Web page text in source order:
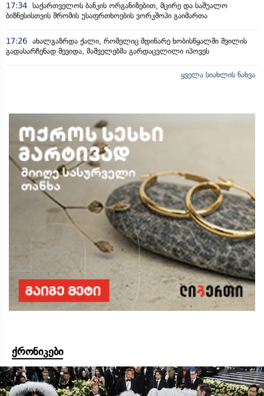
17:34 საქართველოს ბანკის ორგანიზებით, მცირე და საშუალო
ბიზნესისთვის შრომის უსაფრთხოების ვორკშოპი გაიმართა
17:26 ახალგაზრდა ქალი, რომელიც მდინარე ხობისწყალში შვილის
გადასარჩენად შევიდა, მაშველებმა გარდაცვლილი იპოვეს
ყველა სიახლის ნახვა
ქრონიკები